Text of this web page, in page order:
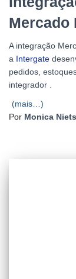
Mercado
A integração
a Intergate
pedidos,
integrador .
(mais…)
Por Monica